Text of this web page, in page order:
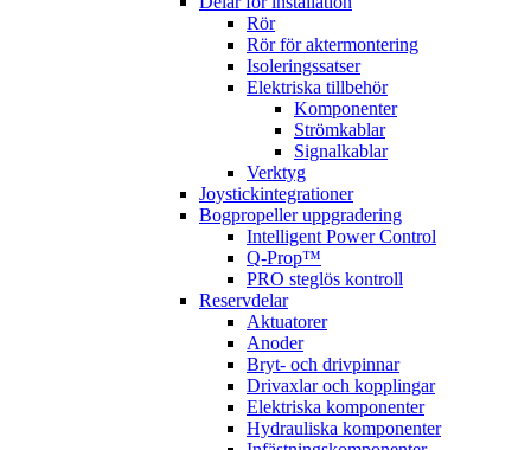
Rör
Rör för aktermontering
Isoleringssatser
Elektriska tillbehör
Komponenter
Strömkablar
Signalkablar
Verktyg
Joystickintegrationer
Bogpropeller uppgradering
Intelligent Power Control
Q-Prop™
PRO steglös kontroll
Reservdelar
Aktuatorer
Anoder
Bryt- och drivpinnar
Drivaxlar och kopplingar
Elektriska komponenter
Hydrauliska komponenter